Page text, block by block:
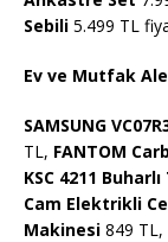
Sebili 5.499 TL
Ev ve Mutfak
SAMSUNG
TL, FANTOM
KSC 4211
Cam Elektrikli
Makinesi 849 TL,